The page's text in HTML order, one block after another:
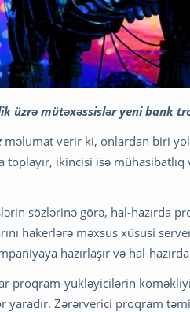
üzrə mütəxəssislər yeni bank
məlumat verir ki, onlardan biri
toplayır, ikincisi isə
sözlərinə görə, hal-hazırda
hakerlərə məxsus xüsusi
hazırlaşır və hal-
proqram-yükləyicilərin
yaradır. Zərərverici proqram